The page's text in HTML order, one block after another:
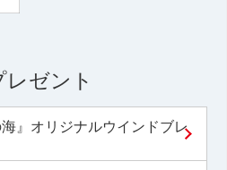
レゼント
』オリジナルウインドブレ